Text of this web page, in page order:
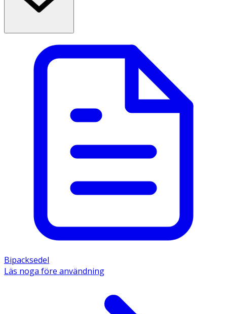
Bipacksedel
Läs noga före användning